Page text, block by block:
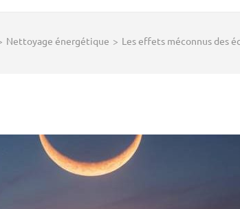
Nettoyage énergétique > Les effets méconnus des